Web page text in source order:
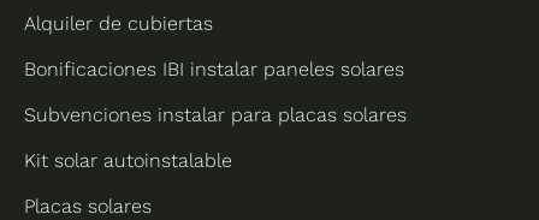
Alquiler de cubiertas
Bonificaciones IBI instalar paneles solares
Subvenciones instalar para placas solares
Kit solar autoinstalable
Placas solares